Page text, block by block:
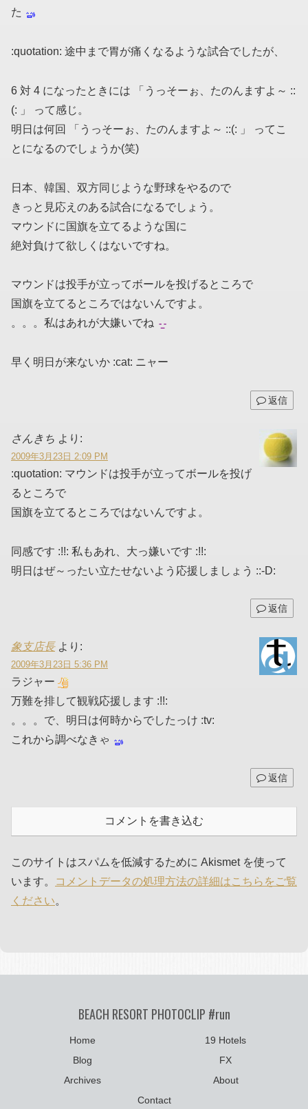
た
:quotation: 途中まで胃が痛くなるような試合でしたが、
6 対 4 になったときには 「うっそーぉ、たのんますよ～ ::
(: 」 って感じ。
明日は何回 「うっそーぉ、たのんますよ～ ::(: 」 ってこ
とになるのでしょうか(笑)
日本、韓国、双方同じような野球をやるので
きっと見応えのある試合になるでしょう。
マウンドに国旗を立てるような国に
絶対負けて欲しくはないですね。
マウンドは投手が立ってボールを投げるところで
国旗を立てるところではないんですよ。
。。。私はあれが大嫌いでね
早く明日が来ないか :cat: ニャー
返信
さんきち より:
2009年3月23日 2:09 PM
:quotation: マウンドは投手が立ってボールを投げ
るところで
国旗を立てるところではないんですよ。
同感です :!!: 私もあれ、大っ嫌いです :!!:
明日はぜ～ったい立たせないよう応援しましょう ::-D:
返信
象支店長 より:
2009年3月23日 5:36 PM
ラジャー
万難を排して観戦応援します :!!:
。。。で、明日は何時からでしたっけ :tv:
これから調べなきゃ
返信
コメントを書き込む
このサイトはスパムを低減するために Akismet を使って
います。
コメントデータの処理方法の詳細はこちらをご覧
ください。
BEACH RESORT PHOTOCLIP #run
Home
19 Hotels
Blog
FX
Archives
About
Contact